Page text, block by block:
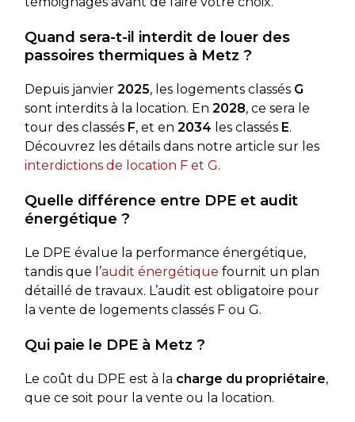
Quand sera-t-il interdit de louer des
passoires thermiques à Metz ?
Depuis janvier 2025, les logements classés G
sont interdits à la location. En 2028, ce sera le
tour des classés F, et en 2034 les classés E.
Découvrez les détails dans notre article sur les
interdictions de location F et G.
Quelle différence entre DPE et audit
énergétique ?
Le DPE évalue la performance énergétique,
tandis que l’audit énergétique fournit un plan
détaillé de travaux. L’audit est obligatoire pour
la vente de logements classés F ou G.
Qui paie le DPE à Metz ?
Le coût du DPE est à la charge du propriétaire,
que ce soit pour la vente ou la location.